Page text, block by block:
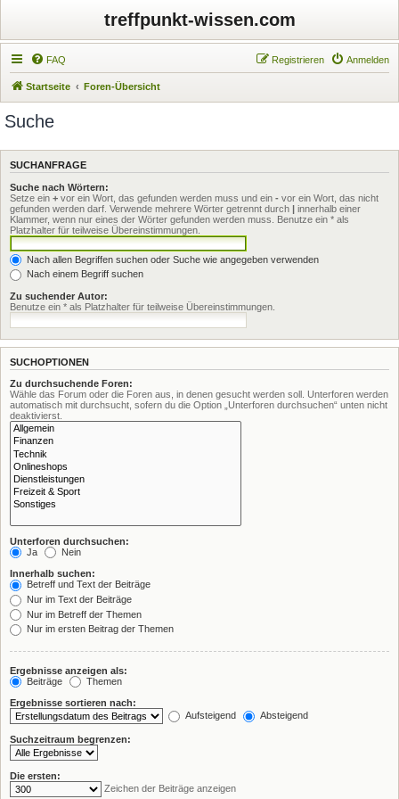
treffpunkt-wissen.com
FAQ Anmelden
Registrieren
Startseite Foren-Übersicht
Suche
SUCHANFRAGE
Suche nach Wörtern:
Setze ein + vor ein Wort, das gefunden werden muss und ein - vor ein Wort, das nicht
gefunden werden darf. Verwende mehrere Wörter getrennt durch | innerhalb einer
Klammer, wenn nur eines der Wörter gefunden werden muss. Benutze ein * als
Platzhalter für teilweise Übereinstimmungen.
Nach allen Begriffen suchen oder Suche wie angegeben verwenden
Nach einem Begriff suchen
Zu suchender Autor:
Benutze ein * als Platzhalter für teilweise Übereinstimmungen.
SUCHOPTIONEN
Zu durchsuchende Foren:
Wähle das Forum oder die Foren aus, in denen gesucht werden soll. Unterforen werden
automatisch mit durchsucht, sofern du die Option „Unterforen durchsuchen“ unten nicht
deaktivierst.
Unterforen durchsuchen:
Ja
Nein
Innerhalb suchen:
Betreff und Text der Beiträge
Nur im Text der Beiträge
Nur im Betreff der Themen
Nur im ersten Beitrag der Themen
Ergebnisse anzeigen als:
Beiträge
Themen
Ergebnisse sortieren nach:
Aufsteigend
Absteigend
Suchzeitraum begrenzen:
Die ersten:
Zeichen der Beiträge anzeigen